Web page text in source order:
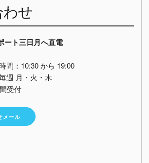
せ
ート三日月へ直電
間：10:30 から 19:00
週 月・火・木
受付
メール